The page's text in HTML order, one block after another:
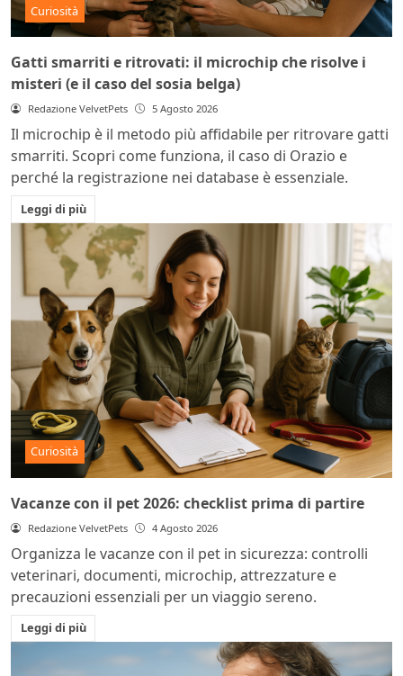
Curiosità
Gatti smarriti e ritrovati: il microchip che risolve i
misteri (e il caso del sosia belga)
Redazione VelvetPets 5 Agosto 2026
Il microchip è il metodo più affidabile per ritrovare gatti
smarriti. Scopri come funziona, il caso di Orazio e
perché la registrazione nei database è essenziale.
Leggi di più
Curiosità
Vacanze con il pet 2026: checklist prima di partire
Redazione VelvetPets 4 Agosto 2026
Organizza le vacanze con il pet in sicurezza: controlli
veterinari, documenti, microchip, attrezzature e
precauzioni essenziali per un viaggio sereno.
Leggi di più